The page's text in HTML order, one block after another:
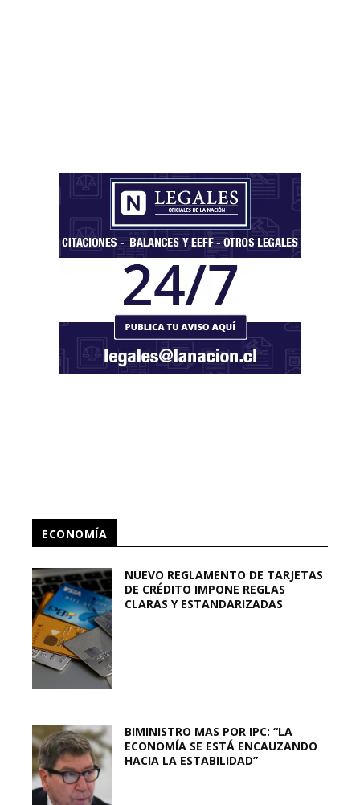
ECONOMÍA
NUEVO REGLAMENTO DE TARJETAS
DE CRÉDITO IMPONE REGLAS
CLARAS Y ESTANDARIZADAS
BIMINISTRO MAS POR IPC: “LA
ECONOMÍA SE ESTÁ ENCAUZANDO
HACIA LA ESTABILIDAD”